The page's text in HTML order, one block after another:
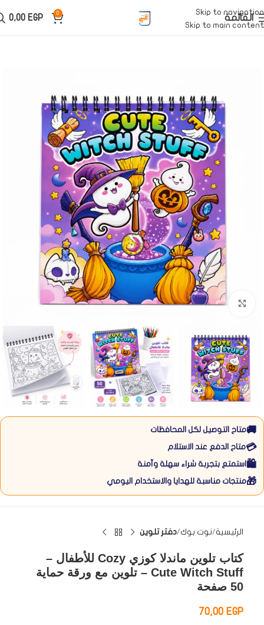
Skip to navigation
Skip to main content
القائمة 0
0,00 EGP
Click to enlarge
🚚متاح التوصيل لكل المحافظات
💳متاح الدفع عند الاستلام
🛍️ استمتع بتجربة شراء سهلة وآمنة
🎁منتجات مناسبة للهدايا والاستخدام اليومي
الرئيسية نوت بوك دفتر تلوين
كتاب تلوين ماندلا كوزي Cozy للأطفال –
Cute Witch Stuff – تلوين مع ورقة حماية
50 صفحة
70,00 EGP